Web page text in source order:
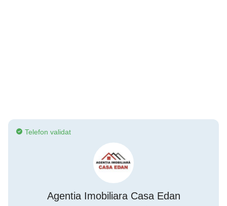
Telefon validat
Agentia Imobiliara Casa Edan